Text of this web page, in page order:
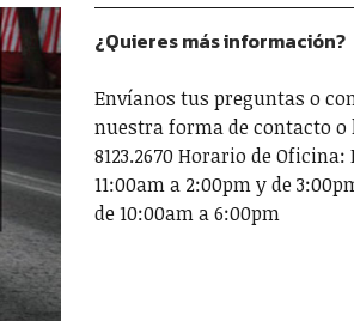
¿Quieres más información?
Envíanos tus preguntas o
nuestra forma de contacto o
8123.2670 Horario de Oficina:
11:00am a 2:00pm y de
de 10:00am a 6:00pm